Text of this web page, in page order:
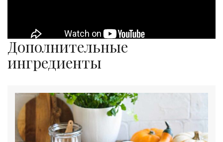
Дополнительные
ингредиенты